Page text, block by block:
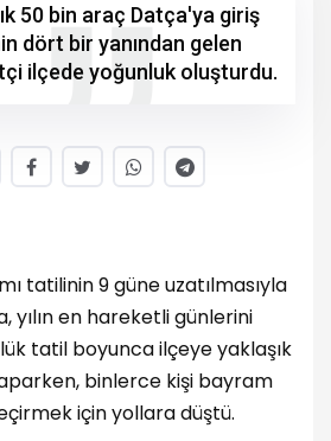
50 bin araç Datça'ya giriş
dört bir yanından gelen
ilçede yoğunluk oluşturdu.
tatilinin 9 güne uzatılmasıyla
yılın en hareketli günlerini
tatil boyunca ilçeye yaklaşık
binlerce kişi bayram
için yollara düştü.